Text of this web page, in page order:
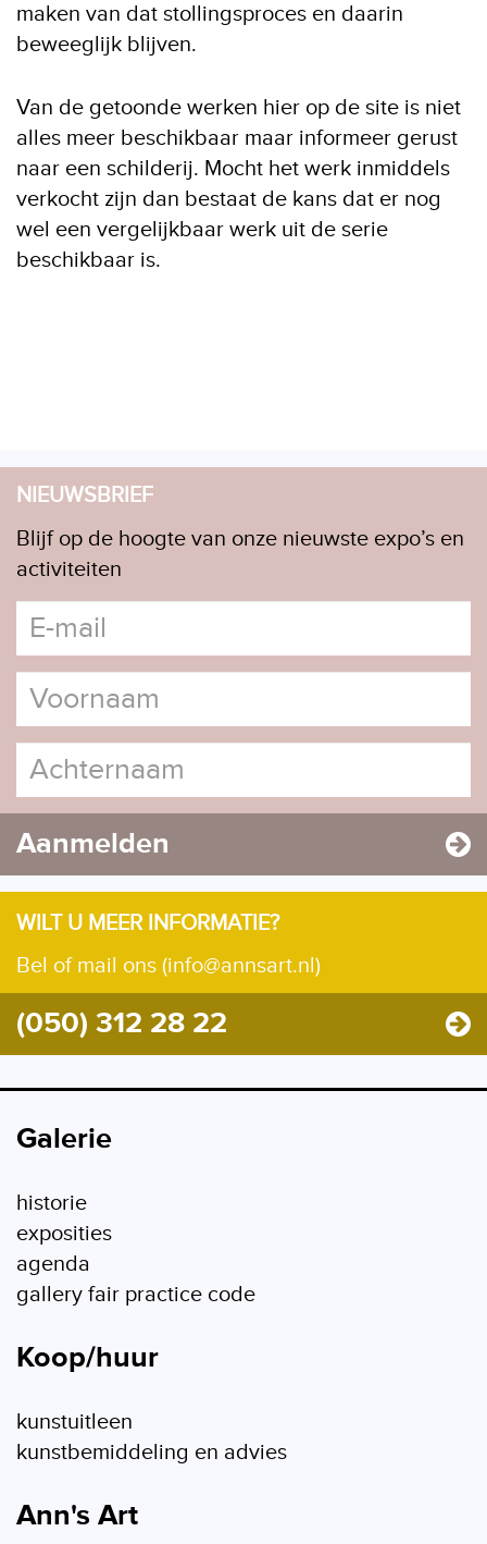
maken van dat stollingsproces en daarin
beweeglijk blijven.
Van de getoonde werken hier op de site is niet
alles meer beschikbaar maar informeer gerust
naar een schilderij. Mocht het werk inmiddels
verkocht zijn dan bestaat de kans dat er nog
wel een vergelijkbaar werk uit de serie
beschikbaar is.
NIEUWSBRIEF
Blijf op de hoogte van onze nieuwste expo’s en
activiteiten
Aanmelden
WILT U MEER INFORMATIE?
Bel of mail ons (info@annsart.nl)
(050) 312 28 22
Galerie
historie
exposities
agenda
gallery fair practice code
Koop/huur
kunstuitleen
kunstbemiddeling en advies
Ann's Art